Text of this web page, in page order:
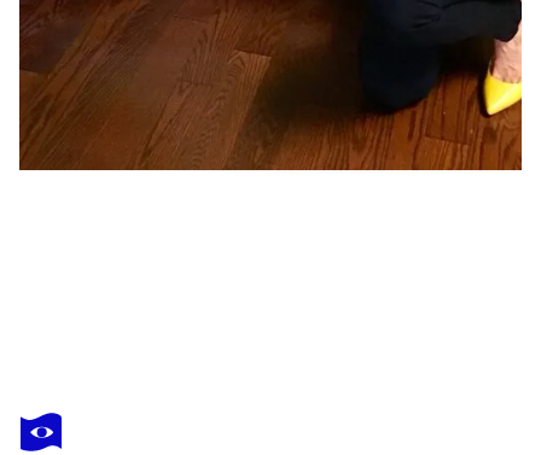
MIROSLAVA LIPOVEC FRIEDMAN
Sculpture on Canvas